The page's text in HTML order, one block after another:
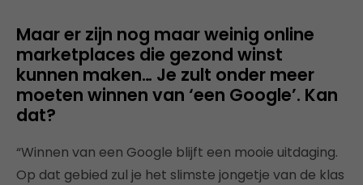
Maar er zijn nog maar weinig online
marketplaces die gezond winst
kunnen maken… Je zult onder meer
moeten winnen van ‘een Google’. Kan
dat?
“Winnen van een Google blijft een mooie uitdaging.
Op dat gebied zul je het slimste jongetje van de klas